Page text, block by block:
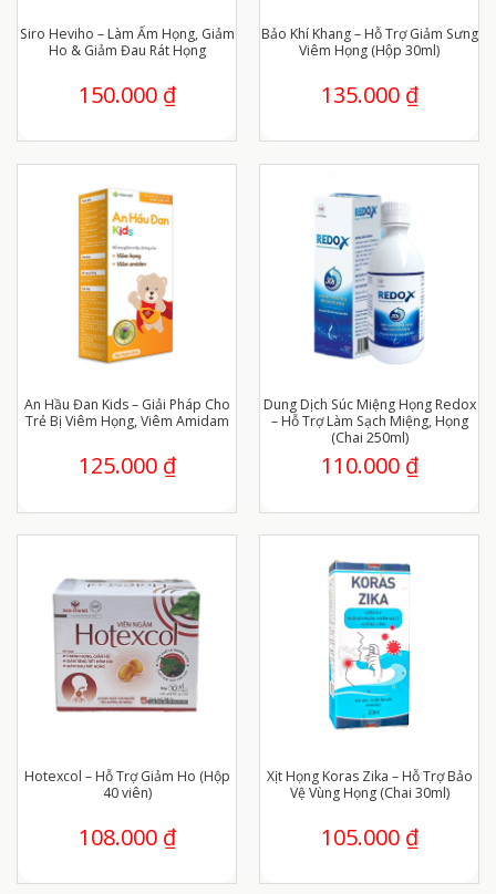
Siro Heviho – Làm Ấm Họng, Giảm
Ho & Giảm Đau Rát Họng
150.000 ₫
Bảo Khí Khang – Hỗ Trợ Giảm Sưng
Viêm Họng (Hộp 30ml)
135.000 ₫
An Hầu Đan Kids – Giải Pháp Cho
Trẻ Bị Viêm Họng, Viêm Amidam
125.000 ₫
Dung Dịch Súc Miệng Họng Redox
– Hỗ Trợ Làm Sạch Miệng, Họng
(Chai 250ml)
110.000 ₫
Hotexcol – Hỗ Trợ Giảm Ho (Hộp
40 viên)
108.000 ₫
Xịt Họng Koras Zika – Hỗ Trợ Bảo
Vệ Vùng Họng (Chai 30ml)
105.000 ₫